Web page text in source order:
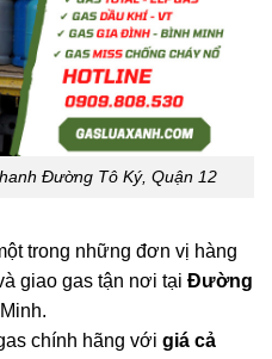
Đường Tô Ký, Quận 12
trong những đơn vị hàng
giao gas tận nơi tại Đường
chính hãng với giá cả